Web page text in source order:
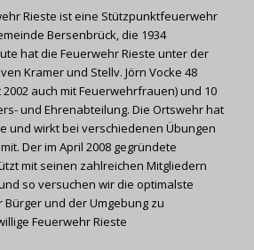
Rieste ist eine Stützpunktfeuerwehr
Bersenbrück, die 1934
hat die Feuerwehr Rieste unter der
Kramer und Stellv. Jörn Vocke 48
auch mit Feuerwehrfrauen) und 10
und Ehrenabteilung. Die Ortswehr hat
und wirkt bei verschiedenen Übungen
Der im April 2008 gegründete
mit seinen zahlreichen Mitgliedern
so versuchen wir die optimalste
Bürger und der Umgebung zu
Feuerwehr Rieste